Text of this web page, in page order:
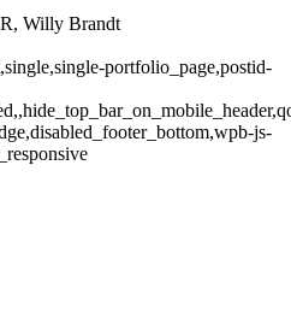
Willy Brandt
portfolio_page,postid-
js-